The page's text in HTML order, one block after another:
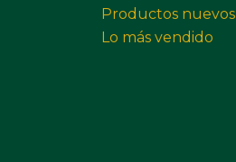
Productos nuevos
Lo más vendido